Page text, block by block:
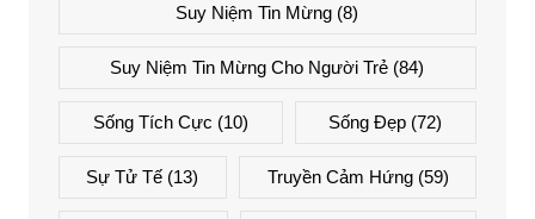
Suy Niệm Tin Mừng (8)
Suy Niệm Tin Mừng Cho Người Trẻ (84)
Sống Tích Cực (10) Sống Đẹp (72)
Sự Tử Tế (13) Truyền Cảm Hứng(59)